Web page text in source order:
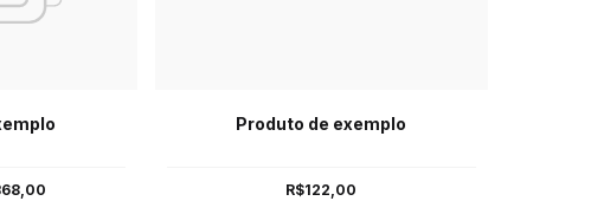
Produto de exemplo
R$122,00